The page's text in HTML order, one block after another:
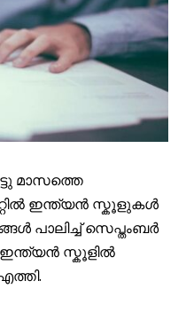
മാസത്തെ
ഇന്ത്യൻ സ്കൂളുകൾ
പാലിച്ച് സെപ്തംബർ
ഇന്ത്യൻ സ്കൂളിൽ